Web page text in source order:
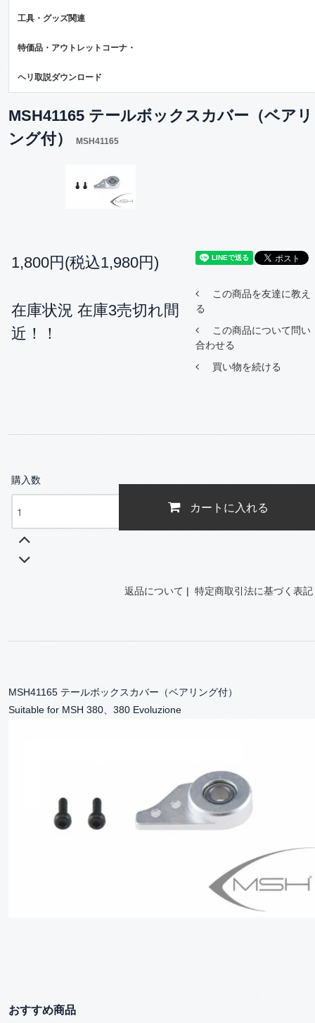
工具・グッズ関連
特価品・アウトレットコーナ・
ヘリ取説ダウンロード
MSH41165 テールボックスカバー（ベアリ
ング付）
MSH41165
1,800円(税込1,980円)
在庫状況 在庫3売切れ間
近！！
この商品を友達に教え
る
この商品について問い
合わせる
買い物を続ける
購入数
カートに入れる
返品について | 特定商取引法に基づく表記
MSH41165 テールボックスカバー（ベアリング付）
Suitable for MSH 380、380 Evoluzione
おすすめ商品